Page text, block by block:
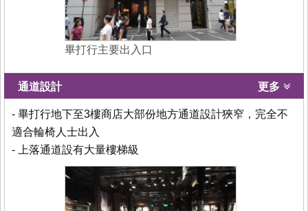
畢打行主要出入口
通道設計 更多
- 畢打行地下至3樓商店大部份地方通道設計狹窄，完全不
適合輪椅人士出入
- 上落通道設有大量樓梯級